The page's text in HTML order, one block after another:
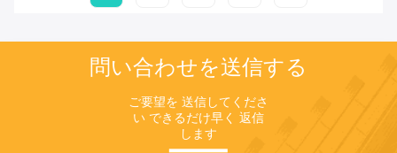
問い合わせを送信する
ご要望を 送信してくださ
い できるだけ早く 返信
します